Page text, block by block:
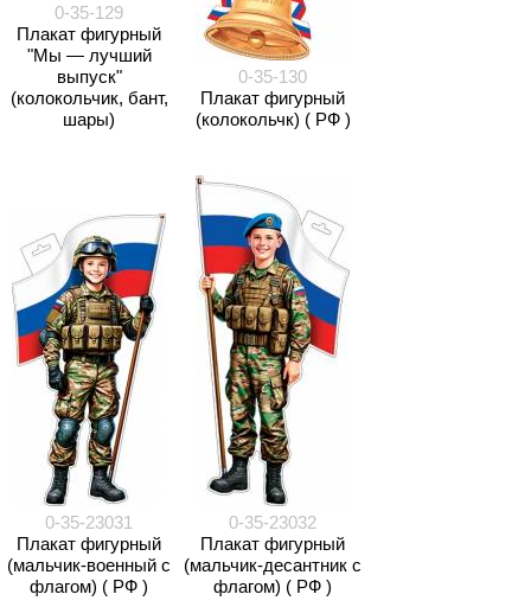
0-35-129
Плакат фигурный
"Мы — лучший
выпуск"
(колокольчик, бант,
шары)
0-35-130
Плакат фигурный
(колокольчк) ( РФ )
0-35-23031
Плакат фигурный
(мальчик-военный с
флагом) ( РФ )
0-35-23032
Плакат фигурный
(мальчик-десантник с
флагом) ( РФ )